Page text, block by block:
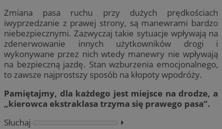
Zmiana pasa ruchu przy dużych prędkościach
iwyprzedzanie z prawej strony, są manewrami bardzo
niebezpiecznymi. Zazwyczaj takie sytuacje wpływają na
zdenerwowanie innych użytkowników drogi i
wykonywane przez nich wtedy manewry nie wpływają
na bezpieczną jazdę. Stan wzburzenia emocjonalnego,
to zawsze najprostszy sposób na kłopoty wpodróży.
Pamiętajmy, dla każdego jest miejsce na drodze, a
„kierowca ekstraklasa trzyma się prawego pasa”.
Słuchaj
⏵︎